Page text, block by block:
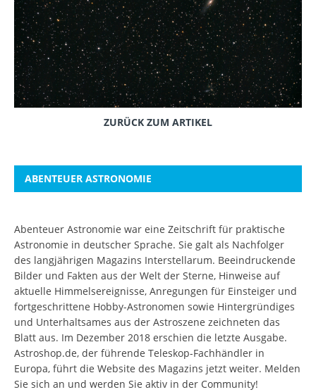
ZURÜCK ZUM ARTIKEL
ABENTEUER ASTRONOMIE
Abenteuer Astronomie war eine Zeitschrift für praktische
Astronomie in deutscher Sprache. Sie galt als Nachfolger
des langjährigen Magazins Interstellarum. Beeindruckende
Bilder und Fakten aus der Welt der Sterne, Hinweise auf
aktuelle Himmelsereignisse, Anregungen für Einsteiger und
fortgeschrittene Hobby-Astronomen sowie Hintergründiges
und Unterhaltsames aus der Astroszene zeichneten das
Blatt aus. Im Dezember 2018 erschien die letzte Ausgabe.
Astroshop.de, der führende Teleskop-Fachhändler in
Europa, führt die Website des Magazins jetzt weiter. Melden
Sie sich an und werden Sie aktiv in der Community!